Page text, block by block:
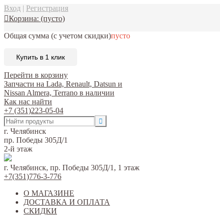
Вход | Регистрация
Корзина: (пусто)
Общая сумма (с учетом скидки)пусто
Купить в 1 клик
Перейти в корзину
Запчасти на Lada, Renault, Datsun и
Nissan Almera, Terrano в наличии
Как нас найти
+7 (351)223-05-04
г. Челябинск
пр. Победы 305Д/1
2-й этаж
г. Челябинск, пр. Победы 305Д/1, 1 этаж
+7(351)776-3-776
О МАГАЗИНЕ
ДОСТАВКА И ОПЛАТА
СКИДКИ